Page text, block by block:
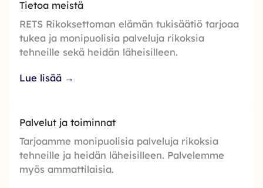
Tietoa meistä
RETS Rikoksettoman elämän tukisäätiö tarjoaa
tukea ja monipuolisia palveluja rikoksia
tehneille sekä heidän läheisilleen.
Lue lisää →
Palvelut ja toiminnat
Tarjoamme monipuolisia palveluja rikoksia
tehneille ja heidän läheisilleen. Palvelemme
myös ammattilaisia.